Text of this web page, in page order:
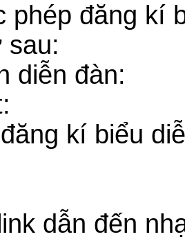
phép đăng kí
sau:
diễn đàn:
kí biểu
dẫn đến